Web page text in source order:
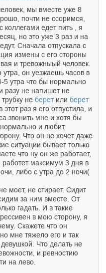
мы вместе уже 8
почти не ссоримся,
коллегами едет пить , я
но это уже 3 раз и на
Сначала отпускала с
измены с его стороны
и тревожныый человек.
он уезжаешь часов в
5 утра что бы нормально
разу не напишет не
не беретили берет
раз я его отпустила, и
звонить мне и хотя бы
нормально и любит.
Что он не хочет даже
ситуации бывает только
что ну он же работает,
работет максимум 3 дня в
либо с утра до 2 ночи(
моет, не стирает. Сидит
за ним вместе. От
гадать. И в такие
в мою сторону, я
Скажете что он
мне тяжело его и так
Что делать не
и ревностию
на лево.